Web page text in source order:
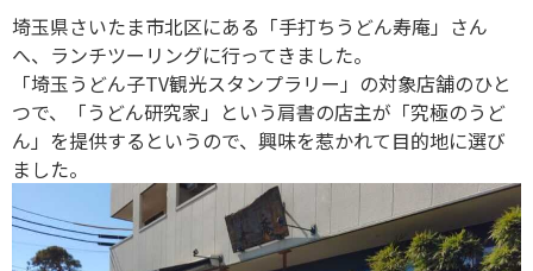
埼玉県さいたま市北区にある「手打ちうどん寿庵」さん
へ、ランチツーリングに行ってきました。
「埼玉うどん子TV観光スタンプラリー」の対象店舗のひと
つで、「うどん研究家」という肩書の店主が「究極のうど
ん」を提供するというので、興味を惹かれて目的地に選び
ました。